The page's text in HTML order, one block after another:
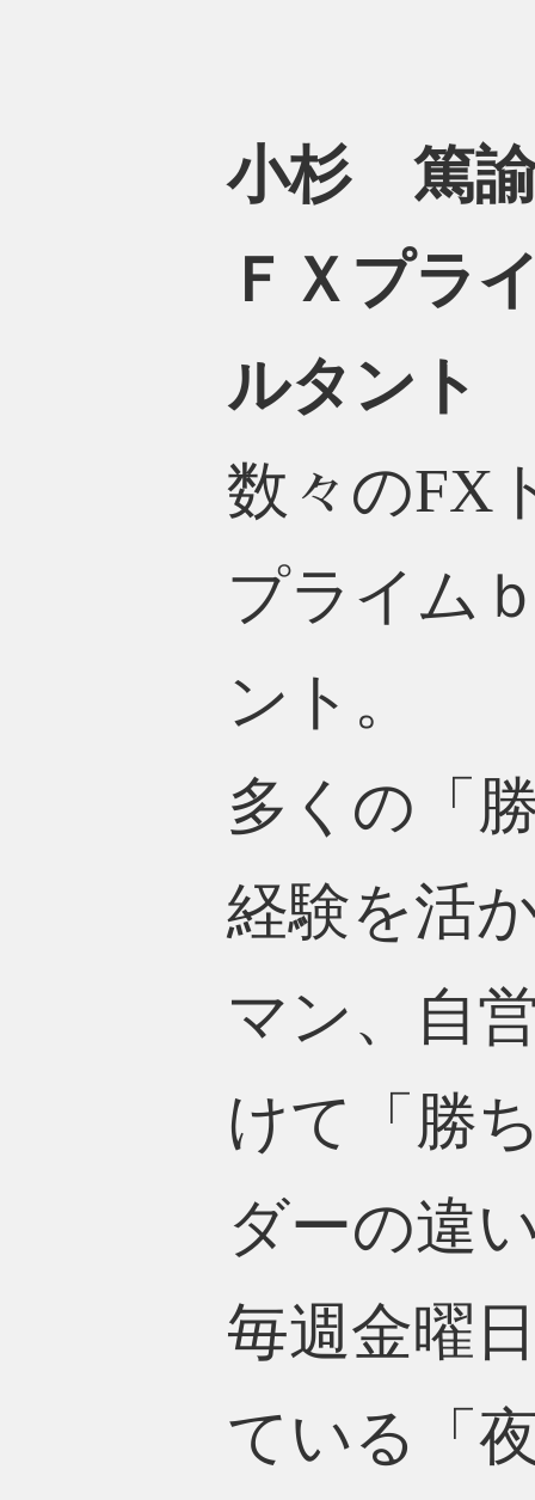
小杉 篤諭
ＦＸプラ
ルタント
数々のFX
プライム
ント。
多くの「
経験を活
マン、自
けて「勝
ダーの違
毎週金曜
ている「